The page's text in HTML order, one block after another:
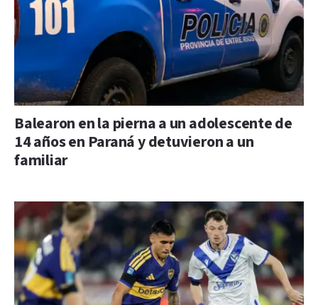
Balearon en la pierna a un adolescente de
14 años en Paraná y detuvieron a un
familiar